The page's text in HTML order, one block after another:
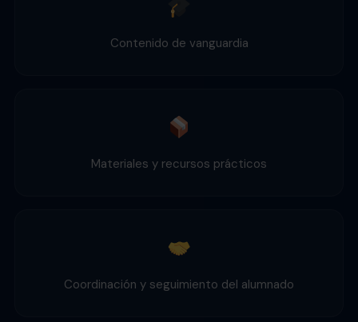
Contenido de vanguardia
Materiales y recursos prácticos
Coordinación y seguimiento del alumnado